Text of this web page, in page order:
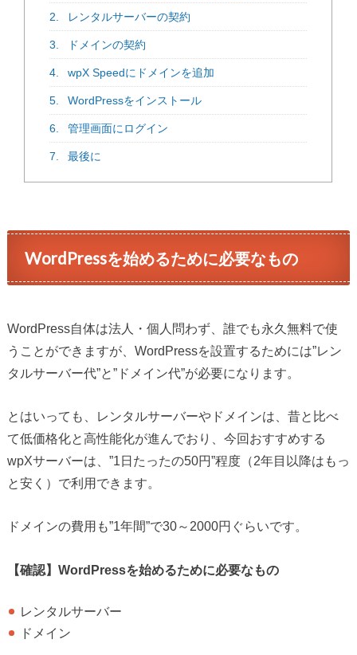
2. レンタルサーバーの契約
3. ドメインの契約
4. wpX Speedにドメインを追加
5. WordPressをインストール
6. 管理画面にログイン
7. 最後に
WordPressを始めるために必要なもの
WordPress自体は法人・個人問わず、誰でも永久無料で使
うことができますが、WordPressを設置するためには”レン
タルサーバー代”と”ドメイン代”が必要になります。
とはいっても、レンタルサーバーやドメインは、昔と比べ
て低価格化と高性能化が進んでおり、今回おすすめする
wpXサーバーは、”1日たったの50円”程度（2年目以降はもっ
と安く）で利用できます。
ドメインの費用も”1年間”で30～2000円ぐらいです。
【確認】WordPressを始めるために必要なもの
レンタルサーバー
ドメイン